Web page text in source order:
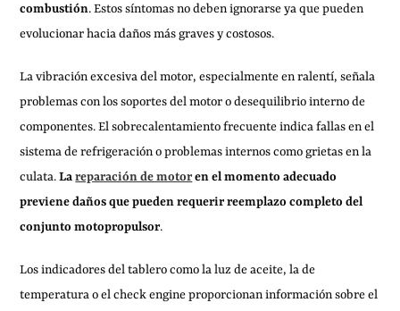
combustión. Estos síntomas no deben ignorarse ya que pueden
evolucionar hacia daños más graves y costosos.
La vibración excesiva del motor, especialmente en ralentí, señala
problemas con los soportes del motor o desequilibrio interno de
componentes. El sobrecalentamiento frecuente indica fallas en el
sistema de refrigeración o problemas internos como grietas en la
culata.Lareparación de motoren el momento adecuado
previene daños que pueden requerir reemplazo completo del
conjunto motopropulsor.
Los indicadores del tablero como la luz de aceite, la de
temperatura o el check engine proporcionan información sobre el